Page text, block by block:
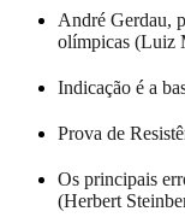
André Gerdau,
olímpicas (Luiz
Indicação é a
Prova de
Os principais
(Herbert